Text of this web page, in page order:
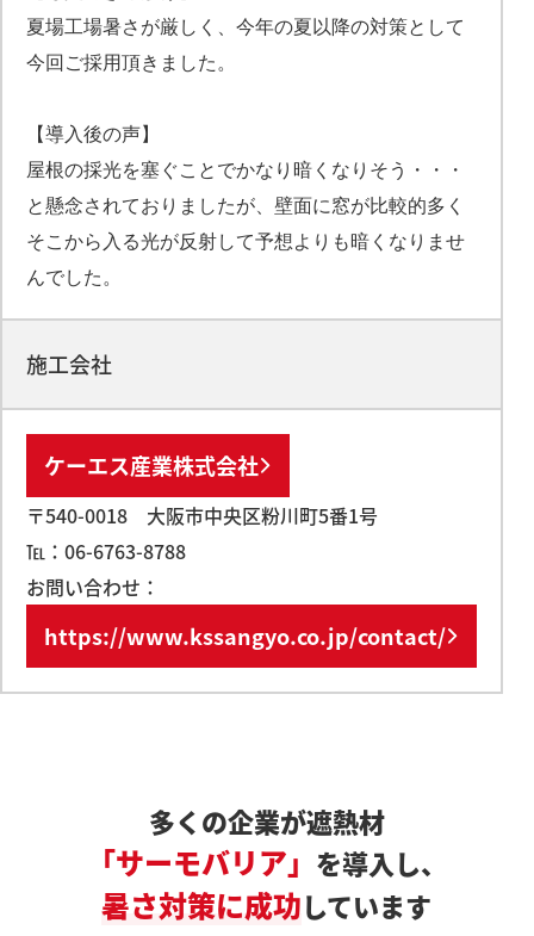
夏場工場暑さが厳しく、今年の夏以降の対策として
今回ご採用頂きました。
【導入後の声】
屋根の採光を塞ぐことでかなり暗くなりそう・・・
と懸念されておりましたが、壁面に窓が比較的多く
そこから入る光が反射して予想よりも暗くなりませ
んでした。
施工会社
ケーエス産業株式会社
〒540-0018 大阪市中央区粉川町5番1号
℡：06-6763-8788
お問い合わせ：
https://www.kssangyo.co.jp/contact/
多くの企業が遮熱材
「サーモバリア」 を導入し、
暑さ対策に成功しています